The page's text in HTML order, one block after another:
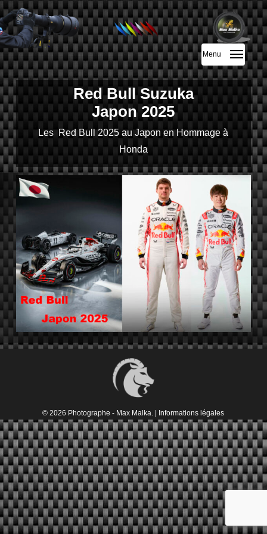
Skip
to
main
content
Menu
Red Bull Suzuka
Japon 2025
Les Red Bull 2025 au Japon en Hommage à
Honda
© 2026 Photographe - Max Malka. | Informations légales